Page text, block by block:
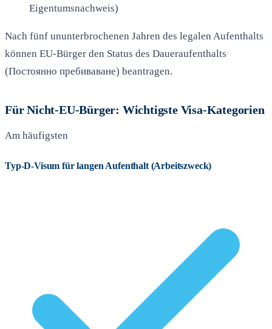
Eigentumsnachweis)
Nach fünf ununterbrochenen Jahren des legalen Aufenthalts
können EU-Bürger den Status des Daueraufenthalts
(Постоянно пребиваване) beantragen.
Für Nicht-EU-Bürger: Wichtigste Visa-Kategorien
Am häufigsten
Typ-D-Visum für langen Aufenthalt (Arbeitszweck)